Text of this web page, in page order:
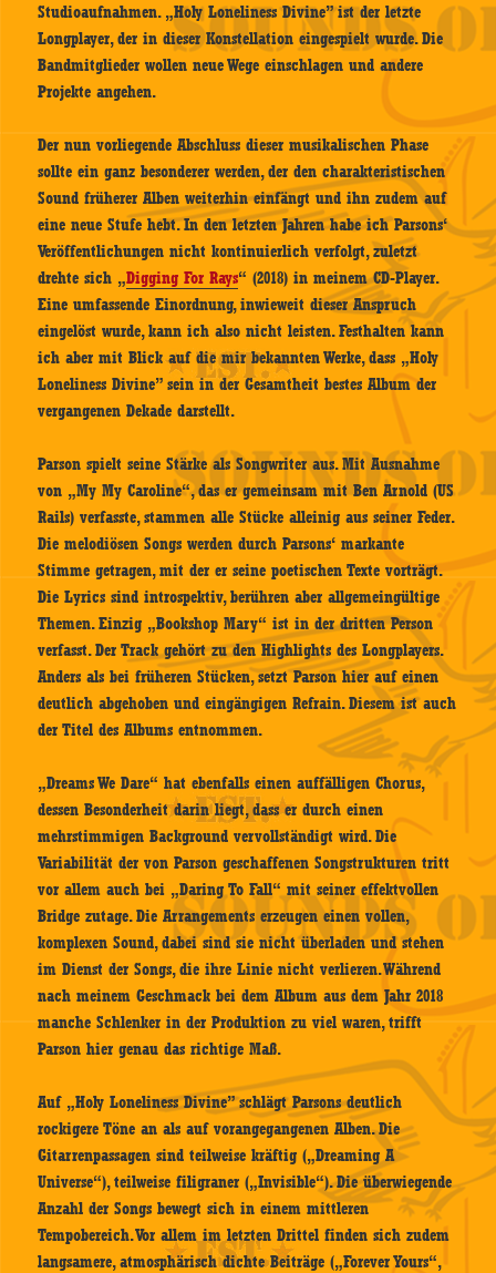
Studioaufnahmen. „Holy Loneliness Divine” ist der letzte
Longplayer, der in dieser Konstellation eingespielt wurde. Die
Bandmitglieder wollen neue Wege einschlagen und andere
Projekte angehen.
Der nun vorliegende Abschluss dieser musikalischen Phase
sollte ein ganz besonderer werden, der den charakteristischen
Sound früherer Alben weiterhin einfängt und ihn zudem auf
eine neue Stufe hebt. In den letzten Jahren habe ich Parsons‘
Veröffentlichungen nicht kontinuierlich verfolgt, zuletzt
drehte sich „Digging For Rays“ (2018) in meinem CD-Player.
Eine umfassende Einordnung, inwieweit dieser Anspruch
eingelöst wurde, kann ich also nicht leisten. Festhalten kann
ich aber mit Blick auf die mir bekannten Werke, dass „Holy
Loneliness Divine” sein in der Gesamtheit bestes Album der
vergangenen Dekade darstellt.
Parson spielt seine Stärke als Songwriter aus. Mit Ausnahme
von „My My Caroline“, das er gemeinsam mit Ben Arnold (US
Rails) verfasste, stammen alle Stücke alleinig aus seiner Feder.
Die melodiösen Songs werden durch Parsons‘ markante
Stimme getragen, mit der er seine poetischen Texte vorträgt.
Die Lyrics sind introspektiv, berühren aber allgemeingültige
Themen. Einzig „Bookshop Mary“ ist in der dritten Person
verfasst. Der Track gehört zu den Highlights des Longplayers.
Anders als bei früheren Stücken, setzt Parson hier auf einen
deutlich abgehoben und eingängigen Refrain. Diesem ist auch
der Titel des Albums entnommen.
„Dreams We Dare“ hat ebenfalls einen auffälligen Chorus,
dessen Besonderheit darin liegt, dass er durch einen
mehrstimmigen Background vervollständigt wird. Die
Variabilität der von Parson geschaffenen Songstrukturen tritt
vor allem auch bei „Daring To Fall“ mit seiner effektvollen
Bridge zutage. Die Arrangements erzeugen einen vollen,
komplexen Sound, dabei sind sie nicht überladen und stehen
im Dienst der Songs, die ihre Linie nicht verlieren. Während
nach meinem Geschmack bei dem Album aus dem Jahr 2018
manche Schlenker in der Produktion zu viel waren, trifft
Parson hier genau das richtige Maß.
Auf „Holy Loneliness Divine” schlägt Parsons deutlich
rockigere Töne an als auf vorangegangenen Alben. Die
Gitarrenpassagen sind teilweise kräftig („Dreaming A
Universe“), teilweise filigraner („Invisible“). Die überwiegende
Anzahl der Songs bewegt sich in einem mittleren
Tempobereich. Vor allem im letzten Drittel finden sich zudem
langsamere, atmosphärisch dichte Beiträge („Forever Yours“,